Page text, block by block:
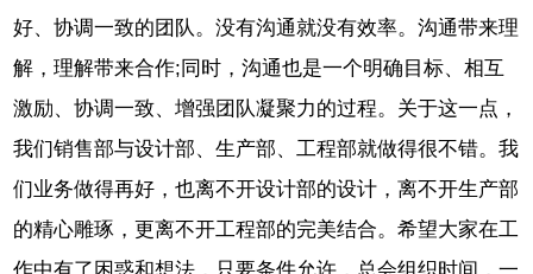
好、协调一致的团队。没有沟通就没有效率。沟通带来理
解，理解带来合作;同时，沟通也是一个明确目标、相互
激励、协调一致、增强团队凝聚力的过程。关于这一点，
我们销售部与设计部、生产部、工程部就做得很不错。我
们业务做得再好，也离不开设计部的设计，离不开生产部
的精心雕琢，更离不开工程部的完美结合。希望大家在工